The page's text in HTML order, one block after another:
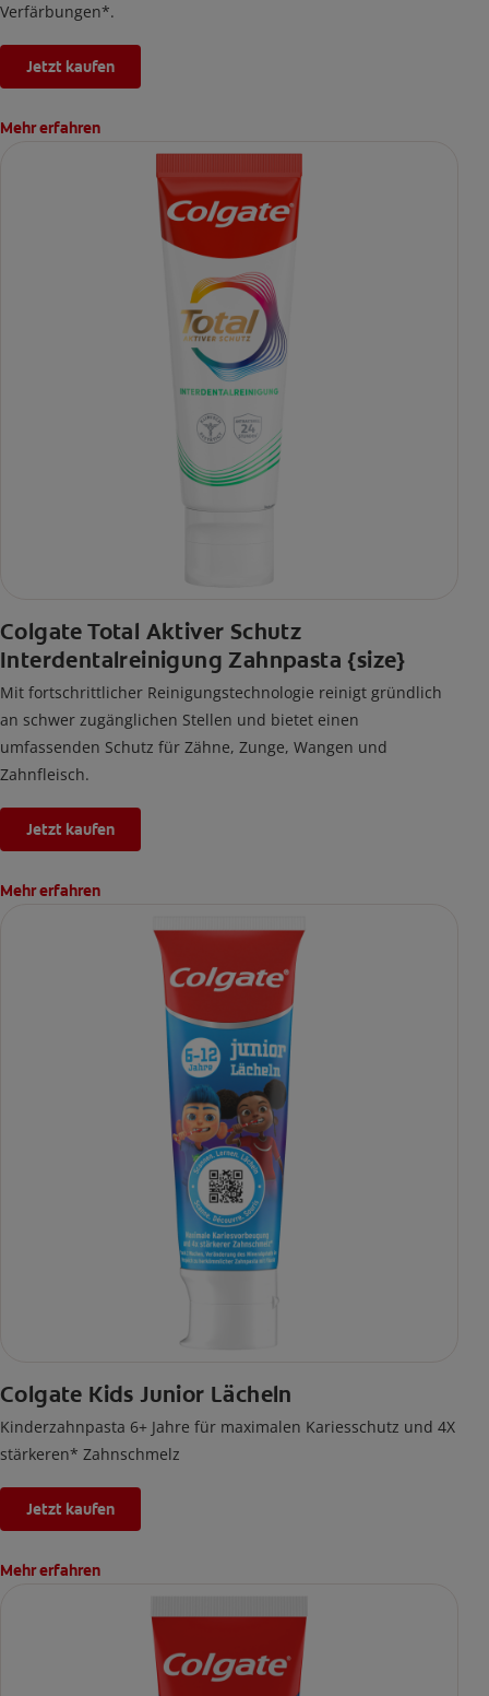
Verfärbungen*.
Jetzt kaufen
Mehr erfahren
Colgate Total Aktiver Schutz
Interdentalreinigung Zahnpasta {size}
Mit fortschrittlicher Reinigungstechnologie reinigt gründlich
an schwer zugänglichen Stellen und bietet einen
umfassenden Schutz für Zähne, Zunge, Wangen und
Zahnfleisch.
Jetzt kaufen
Mehr erfahren
Colgate Kids Junior Lächeln
Kinderzahnpasta 6+ Jahre für maximalen Kariesschutz und 4X
stärkeren* Zahnschmelz
Jetzt kaufen
Mehr erfahren